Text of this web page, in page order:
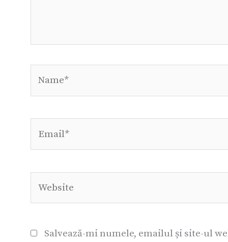
Salvează-mi numele, emailul și site-ul